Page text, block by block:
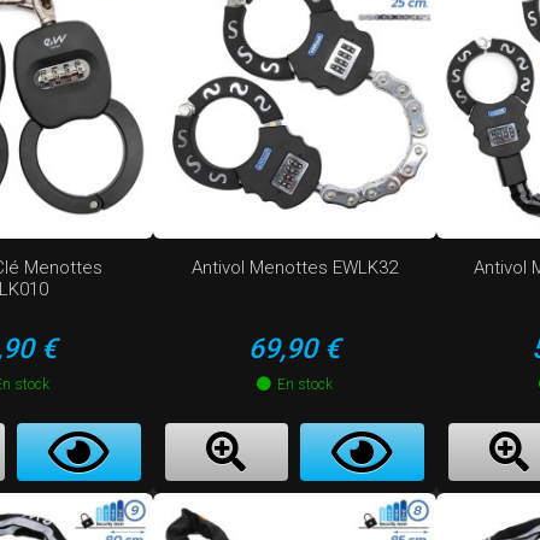
Menottes
€
stock
Antivol Menottes EWLK32
Prix
69,90 €
En stock
Antivol